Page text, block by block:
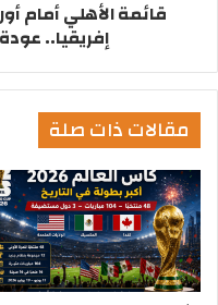
قائمة الأهلي أمام
إفريقيا..
مقالات ذات صلة